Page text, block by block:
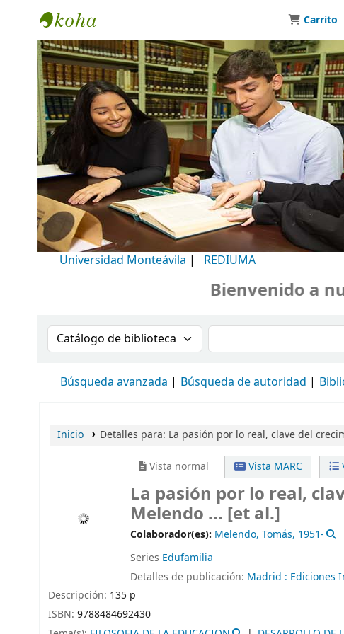
Biblioteca Universidad Monteávila
Carrito
Universidad Monteávila | REDIUMA
Bienvenido a
Buscar en el catálogo por:Buscar en el catálogo
Búsqueda avanzada Búsqueda de autoridad
Inicio Detalles para: La pasión por lo real, clave del
Vista normal Vista MARC
La pasión por lo real,
Melendo ... [et al.]
Colaborador(es): Melendo, Tomás, 1951-
Series Edufamilia
Detalles de publicación: Madrid : Ediciones
Descripción: 135 p
ISBN: 9788484692430